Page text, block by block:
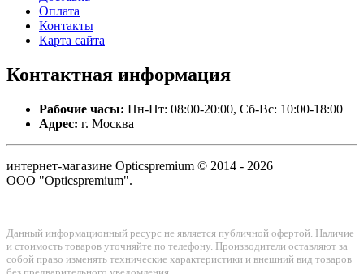
Оплата
Контакты
Карта сайта
Контактная информация
Рабочие часы: Пн-Пт: 08:00-20:00, Сб-Вс: 10:00-18:00
Адрес: г. Москва
интернет-магазине Opticspremium © 2014 - 2026
ООО "Opticspremium".
Данный информационный ресурс не является публичной офертой. Наличие
и стоимость товаров уточняйте по телефону. Производители оставляют за
собой право изменять технические характеристики и внешний вид товаров